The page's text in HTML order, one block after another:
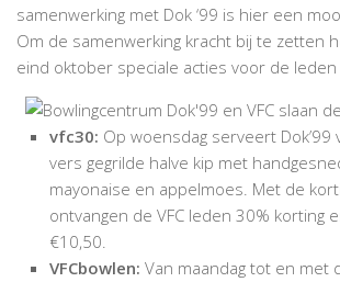
samenwerking met Dok ‘99 is hier een
Om de samenwerking kracht bij te zetten
eind oktober speciale acties voor de leden
vfc30: Op woensdag serveert
vers gegrilde halve kip met
mayonaise en appelmoes. Met de
ontvangen de VFC leden 30% korting
€10,50.
VFCbowlen: Van maandag tot en met